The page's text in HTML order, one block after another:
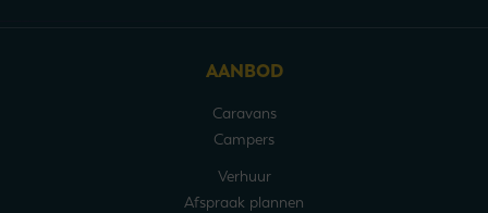
AANBOD
Caravans
Campers
Verhuur
Afspraak plannen